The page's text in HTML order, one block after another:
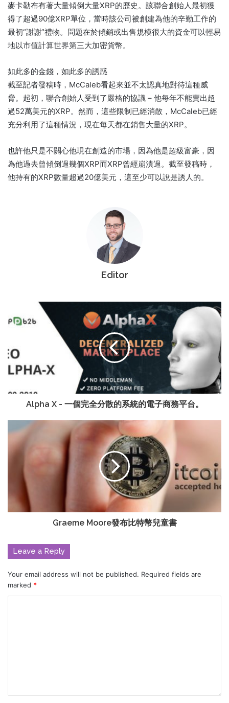
麥卡勒布有著大量傾倒大量XRP的歷史。該聯合創始人最初獲
得了超過90億XRP單位，當時該公司被創建為他的辛勤工作的
最初“謝謝”禮物。問題在於傾銷或出售規模很大的資金可以輕易
地以市值計算世界第三大加密貨幣。
如此多的金錢，如此多的誘惑
截至記者發稿時，McCaleb看起來並不太認真地對待這種威
脅。起初，聯合創始人受到了嚴格的協議 – 他每年不能賣出超
過52萬美元的XRP。然而，這些限制已經消散，McCaleb已經
充分利用了這種情況，現在每天都在銷售大量的XRP。
也許他只是不關心他現在創造的市場，因為他是超級富豪，因
為他過去曾傾倒過幾個XRP而XRP曾經崩潰過。截至發稿時，
他持有的XRP數量超過20億美元，這至少可以說是誘人的。
Editor
Alpha X - 一個完全分散的系統的電子商務平台。
Graeme Moore發布比特幣兒童書
Leave a Reply
Your email address will not be published. Required fields are
marked *